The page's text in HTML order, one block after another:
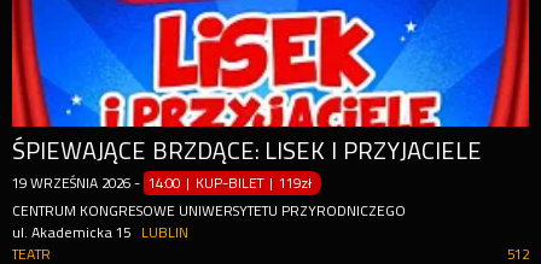
ŚPIEWAJĄCE BRZDĄCE: LISEK I PRZYJACIELE
19 WRZEŚNIA 2026 - 14:00 | KUP-BILET |119zł
CENTRUM KONGRESOWE UNIWERSYTETU PRZYRODNICZEGO
ul. Akademicka 15
LUBLIN
512
TEATR